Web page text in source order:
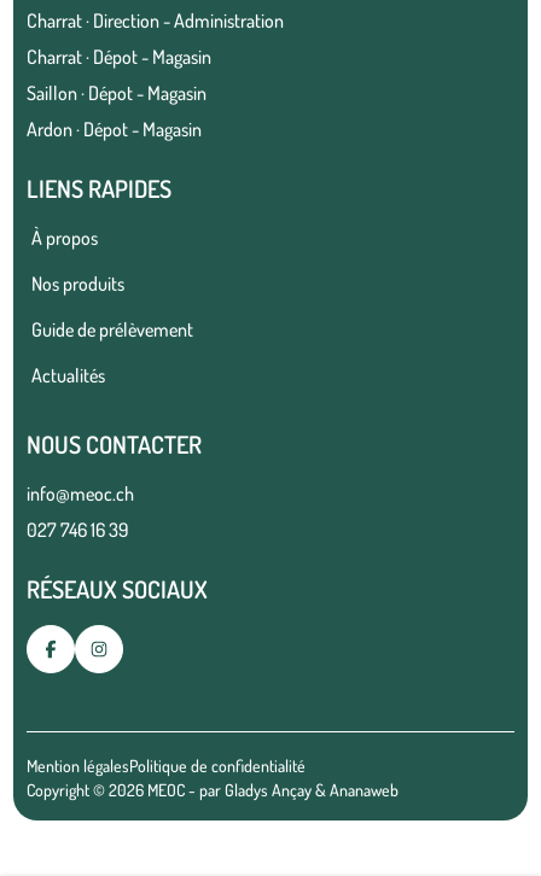
Charrat · Direction - Administration
Charrat · Dépot - Magasin
Saillon · Dépot - Magasin
Ardon · Dépot - Magasin
LIENS RAPIDES
À propos
Nos produits
Guide de prélèvement
Actualités
NOUS CONTACTER
info@meoc.ch
027 746 16 39
RÉSEAUX SOCIAUX
Mention légalesPolitique de confidentialité
Copyright © 2026 MEOC - parGladys Ançay&Ananaweb